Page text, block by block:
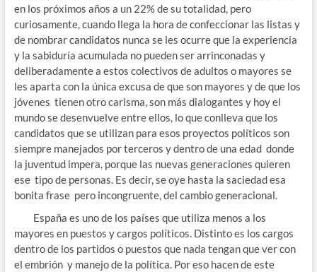
en los próximos años a un 22% de su totalidad, pero
curiosamente, cuando llega la hora de confeccionar las listas y
de nombrar candidatos nunca se les ocurre que la experiencia
y la sabiduría acumulada no pueden ser arrinconadas y
deliberadamente a estos colectivos de adultos o mayores se
les aparta con la única excusa de que son mayores y de que los
jóvenes tienen otro carisma, son más dialogantes y hoy el
mundo se desenvuelve entre ellos, lo que conlleva que los
candidatos que se utilizan para esos proyectos políticos son
siempre manejados por terceros y dentro de una edad donde
la juventud impera, porque las nuevas generaciones quieren
ese tipo de personas. Es decir, se oye hasta la saciedad esa
bonita frase pero incongruente, del cambio generacional.
España es uno de los países que utiliza menos a los
mayores en puestos y cargos políticos. Distinto es los cargos
dentro de los partidos o puestos que nada tengan que ver con
el embrión y manejo de la política. Por eso hacen de este